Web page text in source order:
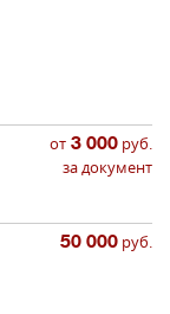
от 3 000 руб.
за документ
50 000 руб.